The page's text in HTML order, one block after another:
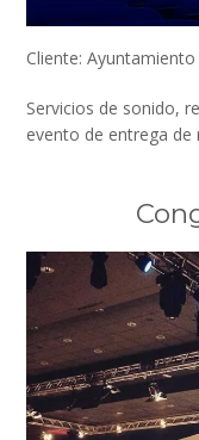
Cliente:
Servicios de sonido,
evento de entrega de